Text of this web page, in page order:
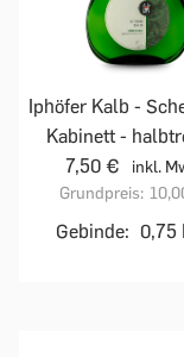
Iphöfer Kalb -
Kabinett -
7,50 €
inkl.
Grundpreis:
Gebinde: 0,75